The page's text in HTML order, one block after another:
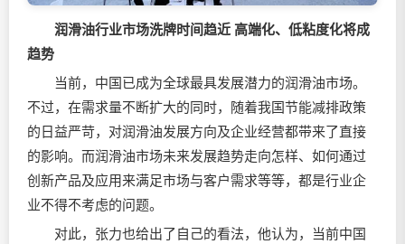
润滑油行业市场洗牌时间趋近 高端化、低粘度化将成
趋势
当前，中国已成为全球最具发展潜力的润滑油市场。
不过，在需求量不断扩大的同时，随着我国节能减排政策
的日益严苛，对润滑油发展方向及企业经营都带来了直接
的影响。而润滑油市场未来发展趋势走向怎样、如何通过
创新产品及应用来满足市场与客户需求等等，都是行业企
业不得不考虑的问题。
对此，张力也给出了自己的看法，他认为，当前中国